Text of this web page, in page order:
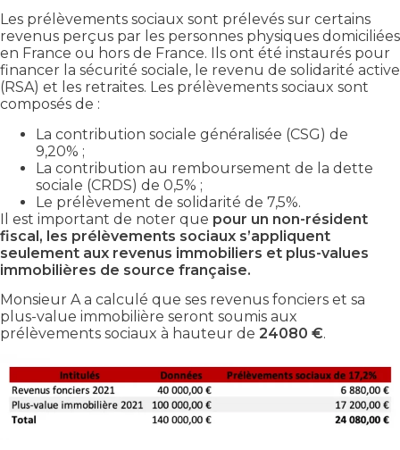
Les prélèvements sociaux sont prélevés sur certains
revenus perçus par les personnes physiques domiciliées
en France ou hors de France. Ils ont été instaurés pour
financer la sécurité sociale, le revenu de solidarité active
(RSA) et les retraites. Les prélèvements sociaux sont
composés de :
La contribution sociale généralisée (CSG) de
9,20% ;
La contribution au remboursement de la dette
sociale (CRDS) de 0,5% ;
Le prélèvement de solidarité de 7,5%.
Il est important de noter que pour un non-résident
fiscal, les prélèvements sociaux s’appliquent
seulement aux revenus immobiliers et plus-values
immobilières de source française.
Monsieur A a calculé que ses revenus fonciers et sa
plus-value immobilière seront soumis aux
prélèvements sociaux à hauteur de 24080 €.